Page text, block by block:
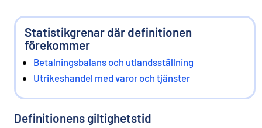
Statistikgrenar där definitionen
förekommer
Betalningsbalans och utlandsställning
Utrikeshandel med varor och tjänster
Definitionens giltighetstid